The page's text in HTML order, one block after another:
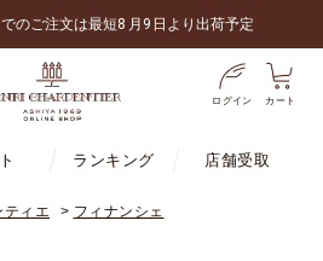
のご注文は最短8 月 9 日より出荷予定
ログイン カート
ランキング 店舗受取
ティエ > フィナンシェ